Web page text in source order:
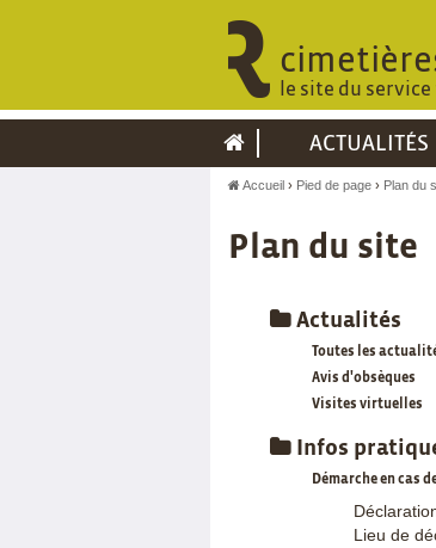
le site du
ACTUALITÉS
Accueil Pied de page Plan du
Plan du site
Actualités
Toutes les
Avis d'obsèques
Visites virtuelles
Infos
Démarche en cas
Lieu de